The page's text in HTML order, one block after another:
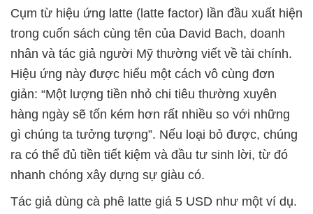
Cụm từ hiệu ứng latte (latte factor) lần đầu xuất hiện
trong cuốn sách cùng tên của David Bach, doanh
nhân và tác giả người Mỹ thường viết về tài chính.
Hiệu ứng này được hiểu một cách vô cùng đơn
giản: “Một lượng tiền nhỏ chi tiêu thường xuyên
hàng ngày sẽ tốn kém hơn rất nhiều so với những
gì chúng ta tưởng tượng”. Nếu loại bỏ được, chúng
ra có thể đủ tiền tiết kiệm và đầu tư sinh lời, từ đó
nhanh chóng xây dựng sự giàu có.
Tác giả dùng cà phê latte giá 5 USD như một ví dụ.